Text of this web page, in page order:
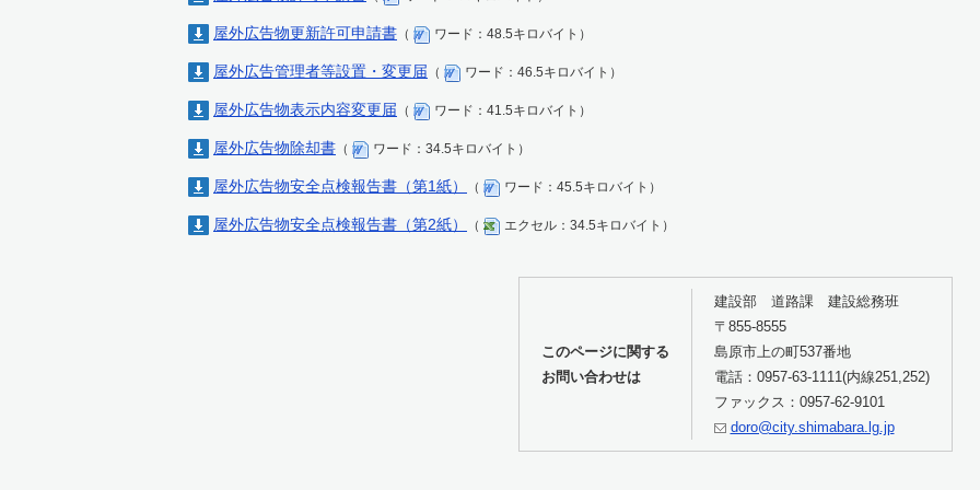
屋外広告物更新許可申請書 （ ワード：48.5キロバイト）
屋外広告管理者等設置・変更届 （ ワード：46.5キロバイト）
屋外広告物表示内容変更届 （ ワード：41.5キロバイト）
屋外広告物除却書 （ ワード：34.5キロバイト）
屋外広告物安全点検報告書（第1紙） （ ワード：45.5キロバイト）
屋外広告物安全点検報告書（第2紙） （ エクセル：34.5キロバイト）
このページに関する
お問い合わせは
建設部 道路課 建設総務班
〒855-8555
島原市上の町537番地
電話：0957-63-1111(内線251,252)
ファックス：0957-62-9101
doro@city.shimabara.lg.jp